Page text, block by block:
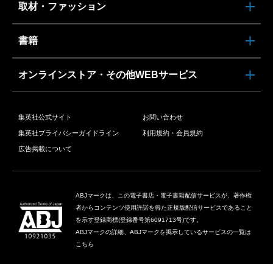
取材・ファッション
書籍
オンラインストア・その他WEBサービス
集英社公式サイト お問い合わせ
集英社プライバシーガイドライン 利用規約・会員規約
広告掲載について
ABJマークは、この電子書店・電子書籍配信サービスが、著作権
者からコンテンツ使用許諾を得た正規版配信サービスであること
を示す登録商標(登録番号第6091713号)です。
ABJマークの詳細、ABJマークを掲示しているサービスの一覧は
こちら